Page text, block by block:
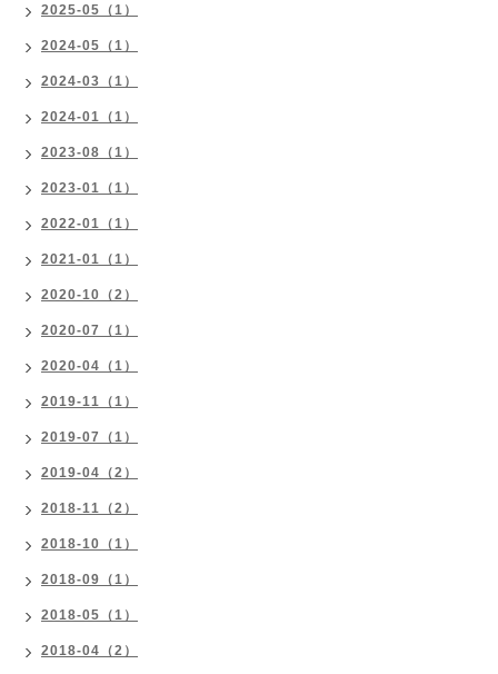
2025-05（1）
2024-05（1）
2024-03（1）
2024-01（1）
2023-08（1）
2023-01（1）
2022-01（1）
2021-01（1）
2020-10（2）
2020-07（1）
2020-04（1）
2019-11（1）
2019-07（1）
2019-04（2）
2018-11（2）
2018-10（1）
2018-09（1）
2018-05（1）
2018-04（2）